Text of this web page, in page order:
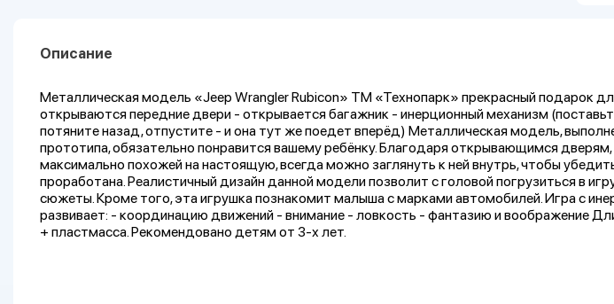
Описание
Металлическая модель «Jeep Wrangler Rubicon» ТМ «Технопарк» прекрасный подарок
открываются передние двери - открывается багажник - инерционный механизм
потяните назад, отпустите - и она тут же поедет вперёд) Металлическая модель,
прототипа, обязательно понравится вашему ребёнку. Благодаря открывающимся
максимально похожей на настоящую, всегда можно заглянуть к ней внутрь, чтобы
проработана. Реалистичный дизайн данной модели позволит с головой погрузиться в
сюжеты. Кроме того, эта игрушка познакомит малыша с марками автомобилей. Игра с
развивает: - координацию движений - внимание - ловкость - фантазию и воображение
+ пластмасса. Рекомендовано детям от 3-х лет.